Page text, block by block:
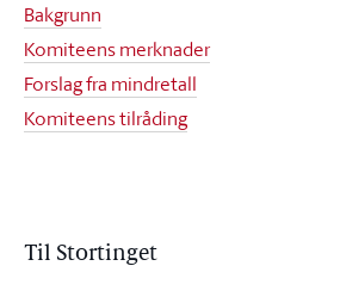
Bakgrunn
Komiteens merknader
Forslag fra mindretall
Komiteens tilråding
Til Stortinget